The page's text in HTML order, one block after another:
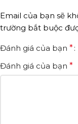
Email của bạn sẽ
trường bắt buộc
Đánh giá của bạn *
Đánh giá của bạn *